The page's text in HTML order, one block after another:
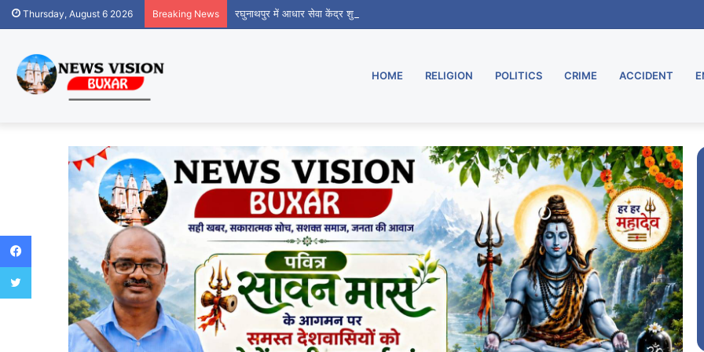
Thursday, August 6 2026 Breaking News रघुनाथपुर में आधार सेवा केंद्र शुरू, मुरार उपडाकघर नए भवन में हुआ स्थानांतरित
HOME RELIGION POLITICS CRIME ACCIDENT
Facebook